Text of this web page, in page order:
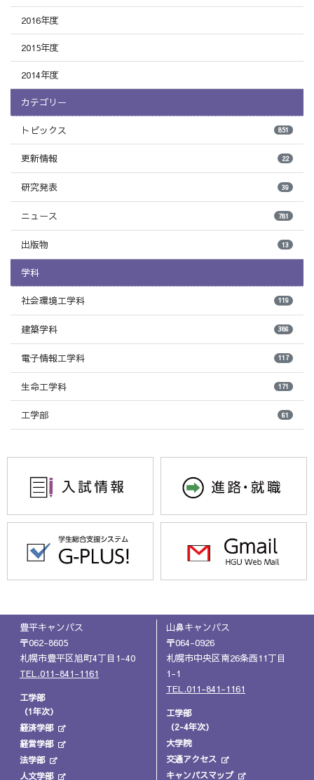
2016年度
2015年度
2014年度
カテゴリー
トピックス 851
更新情報 22
研究発表 39
ニュース 781
出版物 13
学科
社会環境工学科 119
建築学科 386
電子情報工学科 117
生命工学科 171
工学部 61
豊平キャンパス
〒062-8605
札幌市豊平区旭町4丁目1-40
TEL.011-841-1161
工学部
（1年次）
経済学部
経営学部
法学部
人文学部
山鼻キャンパス
〒064-0926
札幌市中央区南26条西11丁目
1-1
TEL.011-841-1161
工学部
（2-4年次）
大学院
交通アクセス
キャンパスマップ